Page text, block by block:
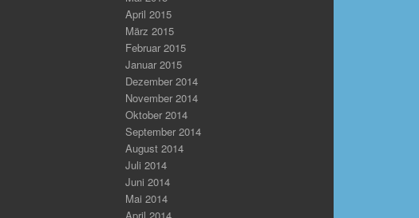
April 2015
März 2015
Februar 2015
Januar 2015
Dezember 2014
November 2014
Oktober 2014
September 2014
August 2014
Juli 2014
Juni 2014
Mai 2014